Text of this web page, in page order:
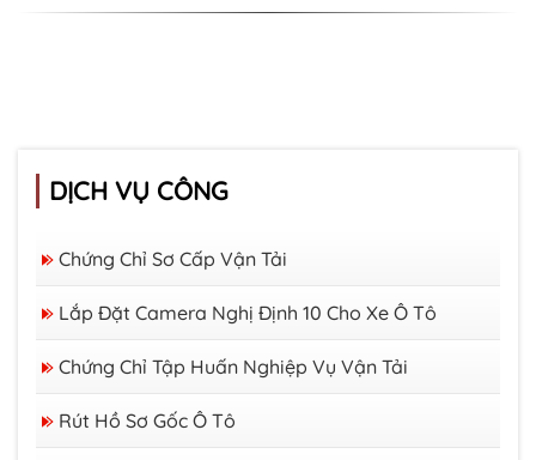
DỊCH VỤ CÔNG
Chứng Chỉ Sơ Cấp Vận Tải
Lắp Đặt Camera Nghị Định 10 Cho Xe Ô Tô
Chứng Chỉ Tập Huấn Nghiệp Vụ Vận Tải
Rút Hồ Sơ Gốc Ô Tô